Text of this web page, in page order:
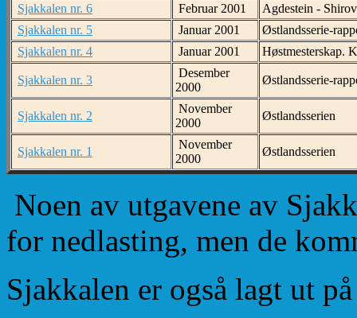
Sjakkalen nr. 6
Februar 2001
Agdestein -
Sjakkalen nr. 5
Januar 2001
Østlandsserie-
Sjakkalen nr. 4
Januar 2001 Høstmesterskap.
Sjakkalen nr. 3
Desember
2000
Østlandsserie-
Sjakkalen nr. 2
November
2000
Østlandsserien
Sjakkalen nr. 1
November
2000
Østlandsserien
Noen av utgavene av
for nedlasting, men de
Sjakkalen er også lagt ut